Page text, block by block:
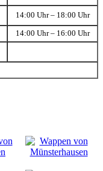
14:00 Uhr – 18:00 Uhr
14:00 Uhr – 16:00 Uhr